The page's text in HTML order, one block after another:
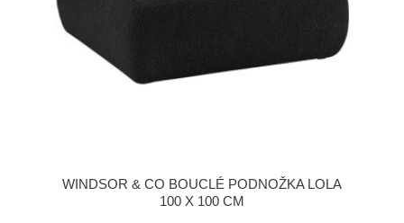
WINDSOR & CO BOUCLÉ PODNOŽKA LOLA
100 X 100 CM